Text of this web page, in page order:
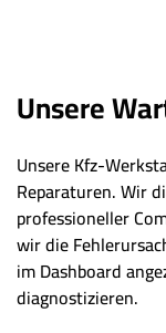
Unsere
Unsere Kfz-
Reparaturen. Wir
professioneller
wir die
im Dashboard
diagnostizieren.